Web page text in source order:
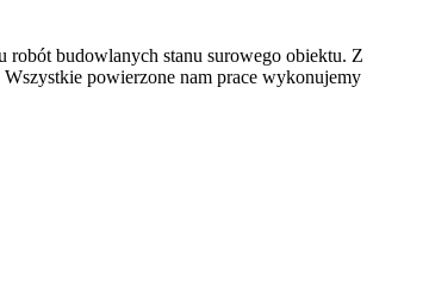
budowlanych stanu surowego obiektu. Z
powierzone nam prace wykonujemy